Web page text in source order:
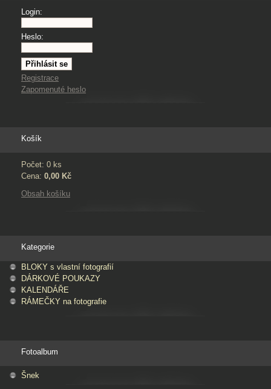
Login:
Heslo:
Registrace
Zapomenuté heslo
Košík
Počet: 0 ks
Cena: 0,00 Kč
Obsah košíku
Kategorie
BLOKY s vlastní fotografií
DÁRKOVÉ POUKAZY
KALENDÁŘE
RÁMEČKY na fotografie
Fotoalbum
Šnek